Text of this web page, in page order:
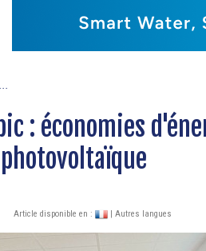
: économies
Article disponible en : | Autres langues